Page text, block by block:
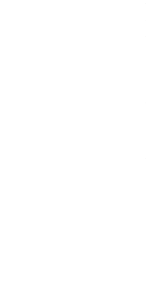
MÁSODIK
ÉS GYAKORLATI
ALAPFOGALMAK ÚJ
GYAKORLATI
A társadalmi értékítéletben
emberiség egészét érintő,
kialakult valamilyen
Ezeket a tulajdonságokat az